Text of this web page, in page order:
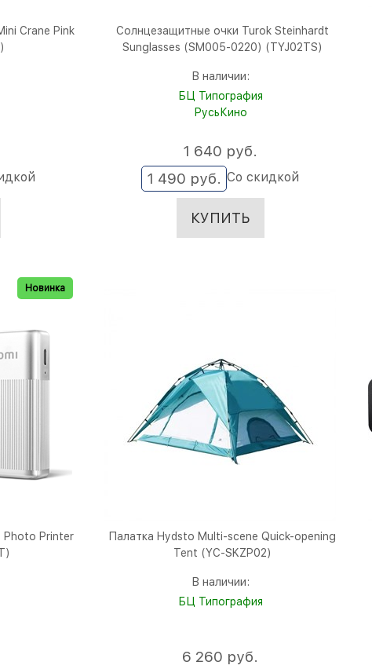
Crane Pink
Солнцезащитные очки Turok Steinhardt
Sunglasses (SM005-0220) (TYJ02TS)
В наличии:
БЦ Типография
РусьКино
1 490 руб. Со скидкой
1 640 руб.
КУПИТЬ
Photo Printer
Новинка
Палатка Hydsto Multi-scene Quick-opening
Tent (YC-SKZP02)
В наличии:
БЦ Типография
6 260 руб.